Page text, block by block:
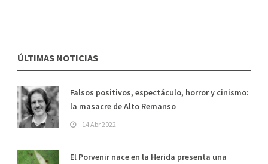
ÚLTIMAS NOTICIAS
Falsos positivos, espectáculo, horror y cinismo:
la masacre de Alto Remanso
14 Abr 2022
El Porvenir nace en la Herida presenta una